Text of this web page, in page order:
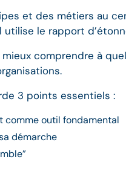
et des métiers au
le rapport
comprendre à
3 points essentiels :
comme outil fondamental
démarche